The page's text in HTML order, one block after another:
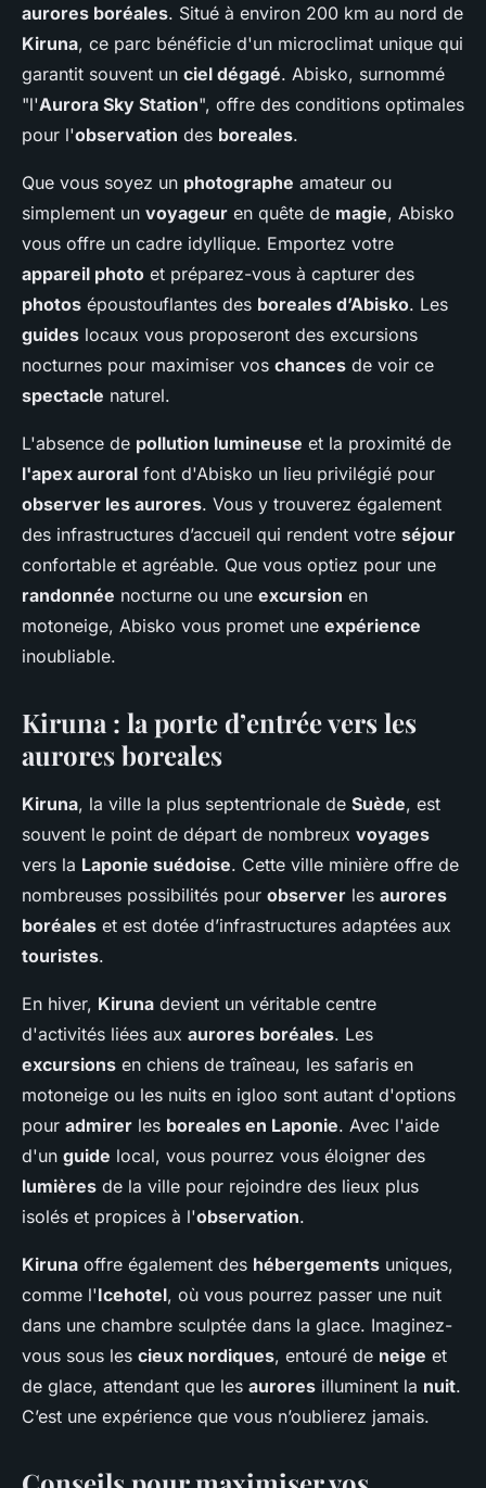
aurores boréales. Situé à environ 200 km au nord de
Kiruna, ce parc bénéficie d'un microclimat unique qui
garantit souvent un ciel dégagé. Abisko, surnommé
"l'Aurora Sky Station", offre des conditions optimales
pour l'observation des boreales.
Que vous soyez un photographe amateur ou
simplement un voyageur en quête de magie, Abisko
vous offre un cadre idyllique. Emportez votre
appareil photo et préparez-vous à capturer des
photos époustouflantes des boreales d’Abisko. Les
guides locaux vous proposeront des excursions
nocturnes pour maximiser vos chances de voir ce
spectacle naturel.
L'absence de pollution lumineuse et la proximité de
l'apex auroral font d'Abisko un lieu privilégié pour
observer les aurores. Vous y trouverez également
des infrastructures d’accueil qui rendent votre séjour
confortable et agréable. Que vous optiez pour une
randonnée nocturne ou une excursion en
motoneige, Abisko vous promet une expérience
inoubliable.
Kiruna : la porte d’entrée vers les
aurores boreales
Kiruna, la ville la plus septentrionale de Suède, est
souvent le point de départ de nombreux voyages
vers la Laponie suédoise. Cette ville minière offre de
nombreuses possibilités pour observer les aurores
boréales et est dotée d’infrastructures adaptées aux
touristes.
En hiver, Kiruna devient un véritable centre
d'activités liées aux aurores boréales. Les
excursions en chiens de traîneau, les safaris en
motoneige ou les nuits en igloo sont autant d'options
pour admirer les boreales en Laponie. Avec l'aide
d'un guide local, vous pourrez vous éloigner des
lumières de la ville pour rejoindre des lieux plus
isolés et propices à l'observation.
Kiruna offre également des hébergements uniques,
comme l'Icehotel, où vous pourrez passer une nuit
dans une chambre sculptée dans la glace. Imaginez-
vous sous les cieux nordiques, entouré de neige et
de glace, attendant que les aurores illuminent la nuit.
C’est une expérience que vous n’oublierez jamais.